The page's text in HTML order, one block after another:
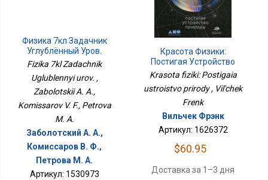
Физика 7кл Задачник
Углублённый Уров.
Fizika 7kl Zadachnik
Uglublennyi urov. ,
Zabolotskii A. A.,
Komissarov V. F., Petrova
M. A.
Заболотский А. А.,
Комиссаров В. Ф.,
Петрова М. А.
Артикул: 1530973
Красота Физики:
Постигая Устройство
Природы
Krasota fiziki: Postigaia
ustroistvo prirody , Vil'chek
Frenk
Вильчек Фрэнк
Артикул: 1626372
$60.95
Доставка за 1–3 дня